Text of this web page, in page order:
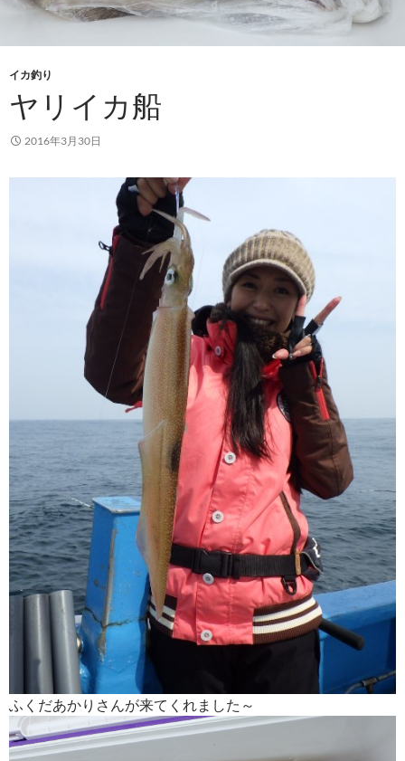
イカ釣り
ヤリイカ船
2016年3月30日
ふくだあかりさんが来てくれました～